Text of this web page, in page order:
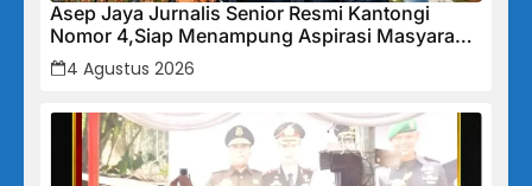
Asep Jaya Jurnalis Senior Resmi Kantongi
Nomor 4,Siap Menampung Aspirasi Masyarakat
Desa Cikampek Utara
4 Agustus 2026